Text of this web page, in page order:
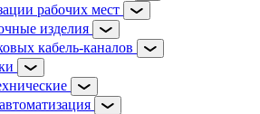
рабочих мест
изделия
кабель-каналов